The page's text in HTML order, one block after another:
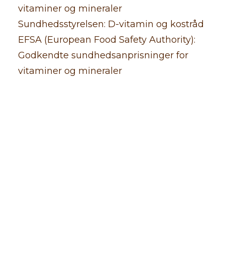
vitaminer og mineraler
Sundhedsstyrelsen: D-vitamin og kostråd
EFSA (European Food Safety Authority):
Godkendte sundhedsanprisninger for
vitaminer og mineraler